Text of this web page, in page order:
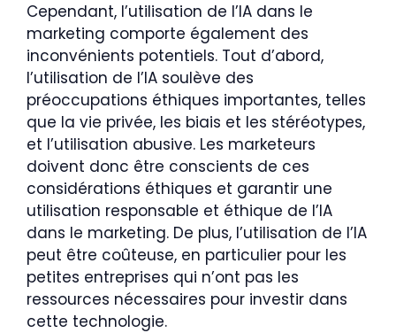
Cependant, l’utilisation de l’IA dans le
marketing comporte également des
inconvénients potentiels. Tout d’abord,
l’utilisation de l’IA soulève des
préoccupations éthiques importantes, telles
que la vie privée, les biais et les stéréotypes,
et l’utilisation abusive. Les marketeurs
doivent donc être conscients de ces
considérations éthiques et garantir une
utilisation responsable et éthique de l’IA
dans le marketing. De plus, l’utilisation de l’IA
peut être coûteuse, en particulier pour les
petites entreprises qui n’ont pas les
ressources nécessaires pour investir dans
cette technologie.